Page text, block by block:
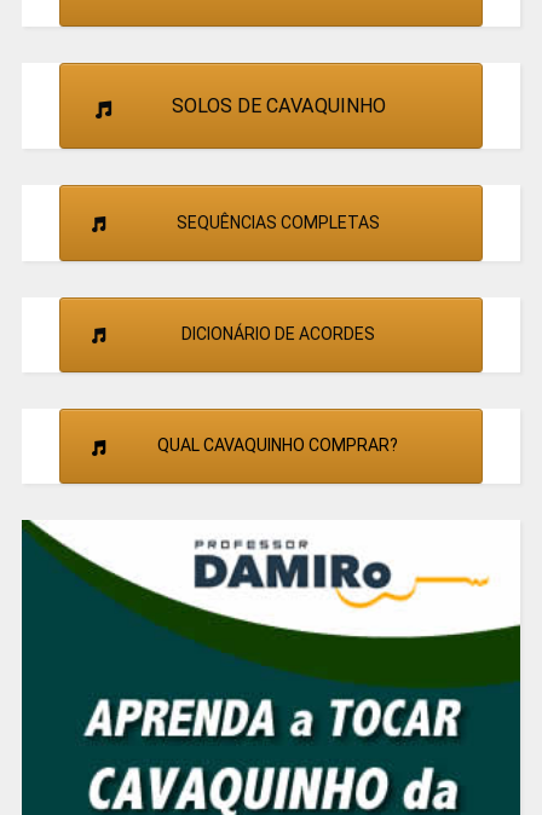
SOLOS DE CAVAQUINHO
SEQUÊNCIAS COMPLETAS
DICIONÁRIO DE ACORDES
QUAL CAVAQUINHO COMPRAR?